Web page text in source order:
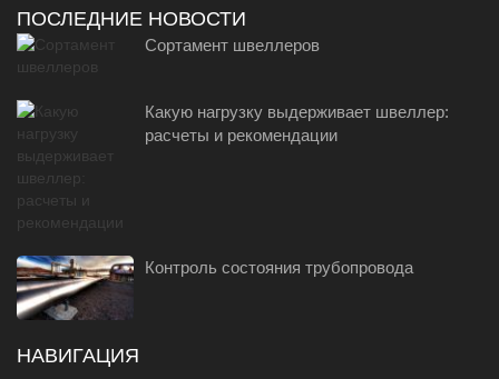
ПОСЛЕДНИЕ НОВОСТИ
Сортамент швеллеров
Какую нагрузку выдерживает швеллер:
расчеты и рекомендации
Контроль состояния трубопровода
НАВИГАЦИЯ